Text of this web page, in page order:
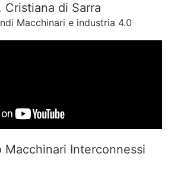
Cristiana di Sarra
Macchinari e industria 4.0
Macchinari Interconnessi